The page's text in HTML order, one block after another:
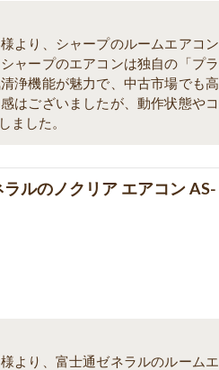
より、シャープのルームエアコン
ャープのエアコンは独自の「プラ
浄機能が魅力で、中古市場でも高
はございましたが、動作状態やコ
ました。
ルのノクリア エアコン AS-
より、富士通ゼネラルのルームエ